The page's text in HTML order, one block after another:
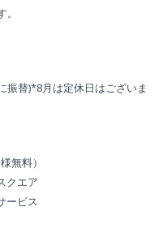
振替)*8月は定休日はございま
無料）
クエア
ービス